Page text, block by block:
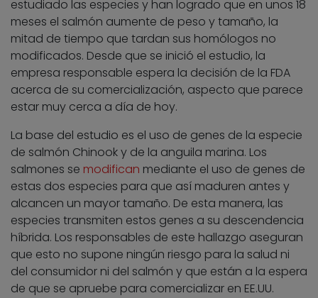
estudiado las especies y han logrado que en unos 18
meses el salmón aumente de peso y tamaño, la
mitad de tiempo que tardan sus homólogos no
modificados. Desde que se inició el estudio, la
empresa responsable espera la decisión de la FDA
acerca de su comercialización, aspecto que parece
estar muy cerca a día de hoy.
La base del estudio es el uso de genes de la especie
de salmón Chinook y de la anguila marina. Los
salmones se modifican mediante el uso de genes de
estas dos especies para que así maduren antes y
alcancen un mayor tamaño. De esta manera, las
especies transmiten estos genes a su descendencia
híbrida. Los responsables de este hallazgo aseguran
que esto no supone ningún riesgo para la salud ni
del consumidor ni del salmón y que están a la espera
de que se apruebe para comercializar en EE.UU.